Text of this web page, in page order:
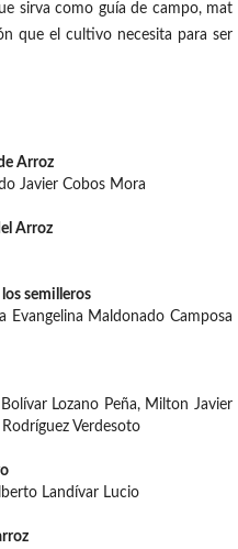
sirva como guía de campo, mat
que el cultivo necesita para ser
Arroz
Javier Cobos Mora
Arroz
semilleros
Evangelina Maldonado Camposa
Lozano Peña, Milton Javier
Verdesoto
Landívar Lucio